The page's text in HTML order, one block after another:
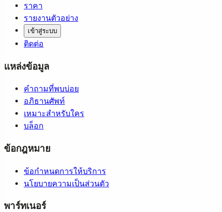
ราคา
รายงานตัวอย่าง
เข้าสู่ระบบ
ติดต่อ
แหล่งข้อมูล
คำถามที่พบบ่อย
อภิธานศัพท์
เหมาะสำหรับใคร
บล็อก
ข้อกฎหมาย
ข้อกำหนดการให้บริการ
นโยบายความเป็นส่วนตัว
พาร์ทเนอร์